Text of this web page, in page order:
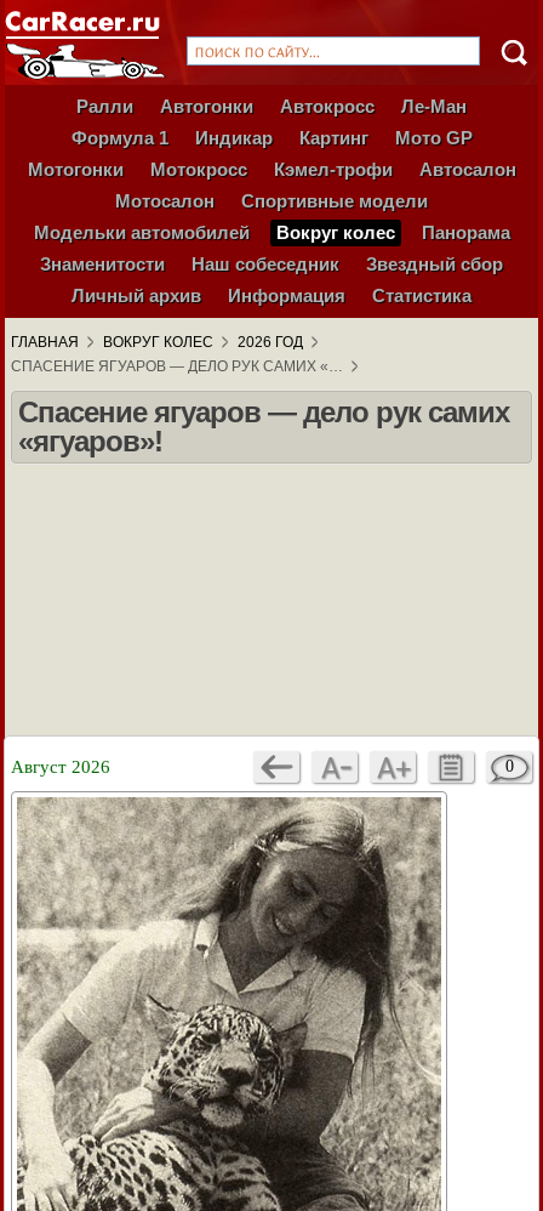
Ралли Автогонки Автокросс
Ле-Ман
Формула 1
Индикар Картинг
Мото GP
Мотогонки
Мотокросс Кэмел-трофи
Автосалон
Мотосалон
Спортивные модели
Модельки автомобилей
Вокруг колес
Панорама
Знаменитости
Наш собеседник
Звездный сбор
Личный архив
Информация Статистика
ГЛАВНАЯ ВОКРУГ КОЛЕС
2026 ГОД
СПАСЕНИЕ ЯГУАРОВ — ДЕЛО РУК САМИХ «…
Спасение ягуаров — дело рук самих
«ягуаров»!
Август 2026 0